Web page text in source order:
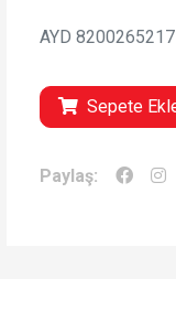
AYD
Sepete
Paylaş: